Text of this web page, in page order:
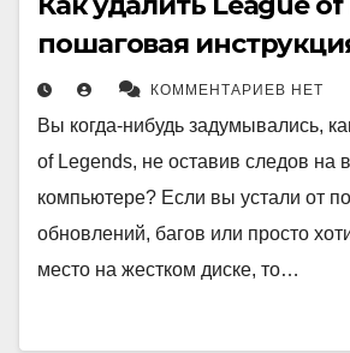
пошаговая
КОММЕНТАРИЕВ НЕТ
Вы когда-нибудь задумывались,
of Legends, не оставив следов на
компьютере? Если вы устали от
обновлений, багов или просто
место на жестком диске, то…